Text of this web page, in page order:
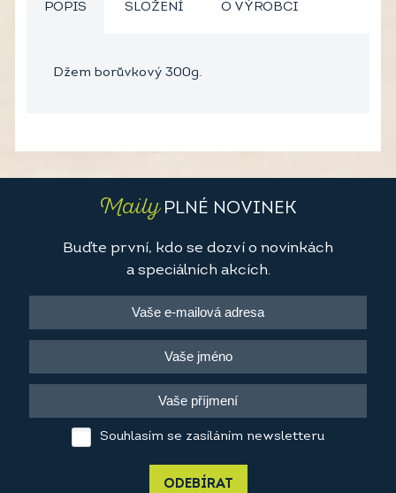
POPIS SLOŽENÍ O VÝROBCI
Džem borůvkový 300g.
MailyPLNÉ NOVINEK
Buďte první, kdo se dozví o novinkách
a speciálních akcích.
Souhlasím se zasíláním newsletteru
ODEBÍRAT